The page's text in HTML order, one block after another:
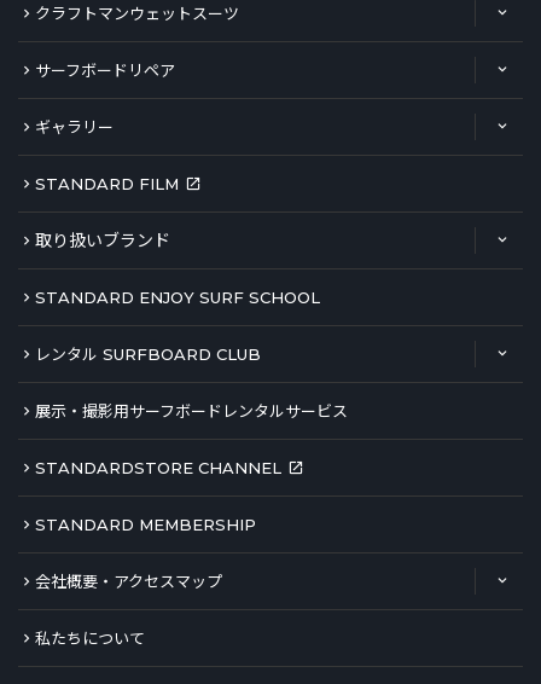
クラフトマンウェットスーツ
サーフボードリペア
ギャラリー
STANDARD FILM
取り扱いブランド
STANDARD ENJOY SURF SCHOOL
レンタル SURFBOARD CLUB
展示・撮影用サーフボードレンタルサービス
STANDARDSTORE CHANNEL
STANDARD MEMBERSHIP
会社概要・アクセスマップ
私たちについて